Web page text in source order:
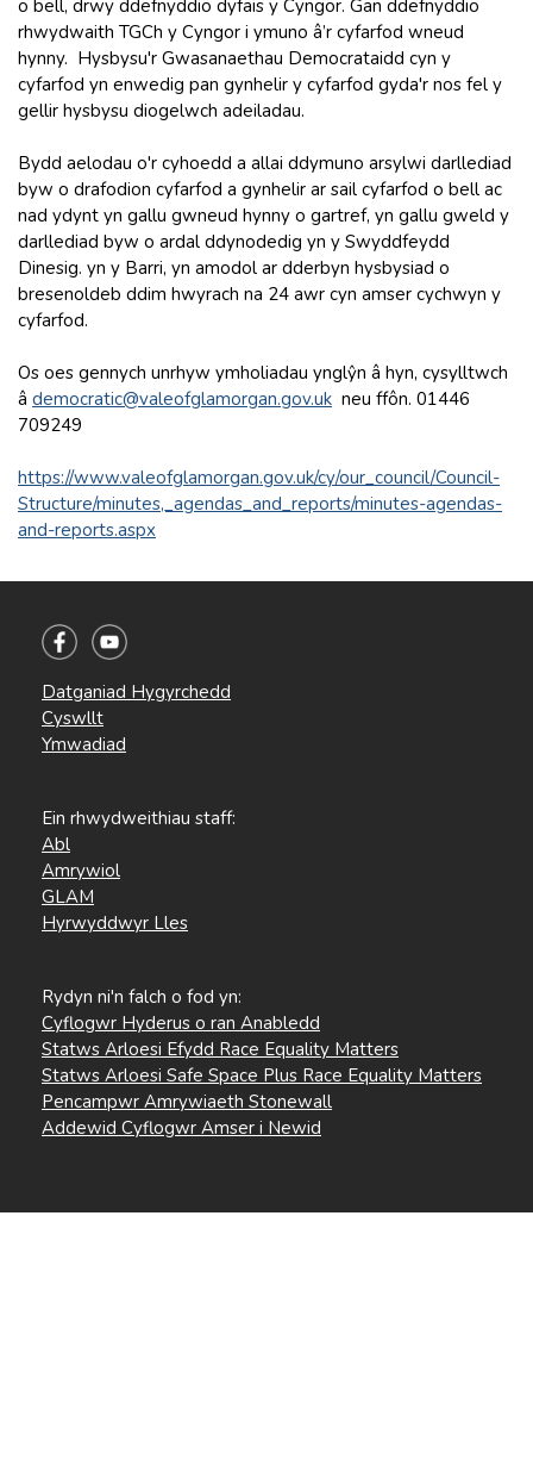
o bell, drwy ddefnyddio dyfais y Cyngor. Gan ddefnyddio
rhwydwaith TGCh y Cyngor i ymuno â’r cyfarfod wneud
hynny. Hysbysu'r Gwasanaethau Democrataidd cyn y
cyfarfod yn enwedig pan gynhelir y cyfarfod gyda'r nos fel y
gellir hysbysu diogelwch adeiladau.
Bydd aelodau o'r cyhoedd a allai ddymuno arsylwi darllediad
byw o drafodion cyfarfod a gynhelir ar sail cyfarfod o bell ac
nad ydynt yn gallu gwneud hynny o gartref, yn gallu gweld y
darllediad byw o ardal ddynodedig yn y Swyddfeydd
Dinesig. yn y Barri, yn amodol ar dderbyn hysbysiad o
bresenoldeb ddim hwyrach na 24 awr cyn amser cychwyn y
cyfarfod.
Os oes gennych unrhyw ymholiadau ynglŷn â hyn, cysylltwch
â democratic@valeofglamorgan.gov.uk neu ffôn. 01446
709249
https://www.valeofglamorgan.gov.uk/cy/our_council/Council-
Structure/minutes,_agendas_and_reports/minutes-agendas-
and-reports.aspx
Datganiad Hygyrchedd
Cyswllt
Ymwadiad
Ein rhwydweithiau staff:
Abl
Amrywiol
GLAM
Hyrwyddwyr Lles
Rydyn ni'n falch o fod yn:
Cyflogwr Hyderus o ran Anabledd
Statws Arloesi Efydd Race Equality Matters
Statws Arloesi Safe Space Plus Race Equality Matters
Pencampwr Amrywiaeth Stonewall
Addewid Cyflogwr Amser i Newid